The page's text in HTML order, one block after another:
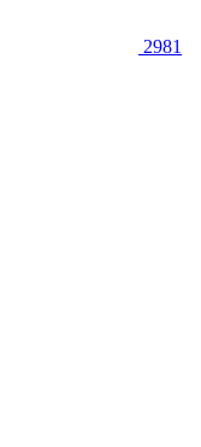
2981